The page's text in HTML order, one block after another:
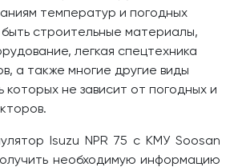
температур и погодных
строительные материалы,
легкая спецтехника
а также многие другие виды
которых не зависит от погодных и
Isuzu NPR 75 с КМУ Soosan
необходимую информацию